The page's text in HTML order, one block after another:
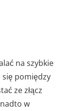
na szybkie
się pomiędzy
ze złącz
w